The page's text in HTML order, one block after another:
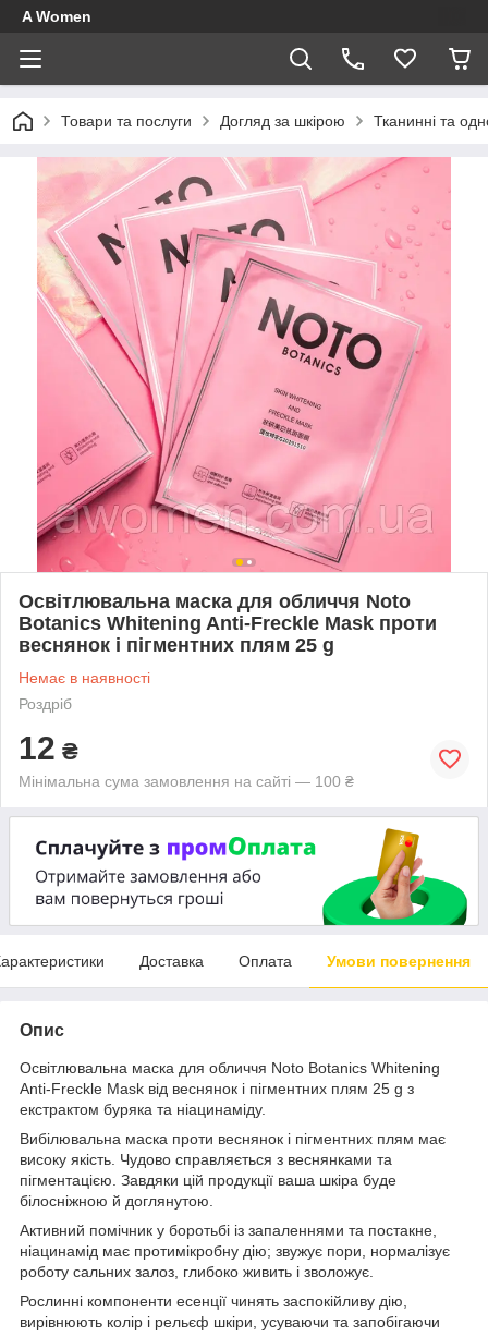
A Women
Товари та послуги Догляд за шкірою Тканинні та
Освітлювальна маска для обличчя Noto
Botanics Whitening Anti-Freckle Mask проти
веснянок і пігментних плям 25 g
Немає в наявності
Роздріб
12 ₴
Мінімальна сума замовлення на сайті — 100 ₴
Доставка Оплата Умови повернення
Опис
Освітлювальна маска для обличчя Noto Botanics Whitening
Anti-Freckle Mask від веснянок і пігментних плям 25 g з
екстрактом буряка та ніацинаміду.
Вибілювальна маска проти веснянок і пігментних плям має
високу якість. Чудово справляється з веснянками та
пігментацією. Завдяки цій продукції ваша шкіра буде
білосніжною й доглянутою.
Активний помічник у боротьбі із запаленнями та постакне,
ніацинамід має протимікробну дію; звужує пори, нормалізує
роботу сальних залоз, глибоко живить і зволожує.
Рослинні компоненти есенції чинять заспокійливу дію,
вирівнюють колір і рельєф шкіри, усуваючи та запобігаючи